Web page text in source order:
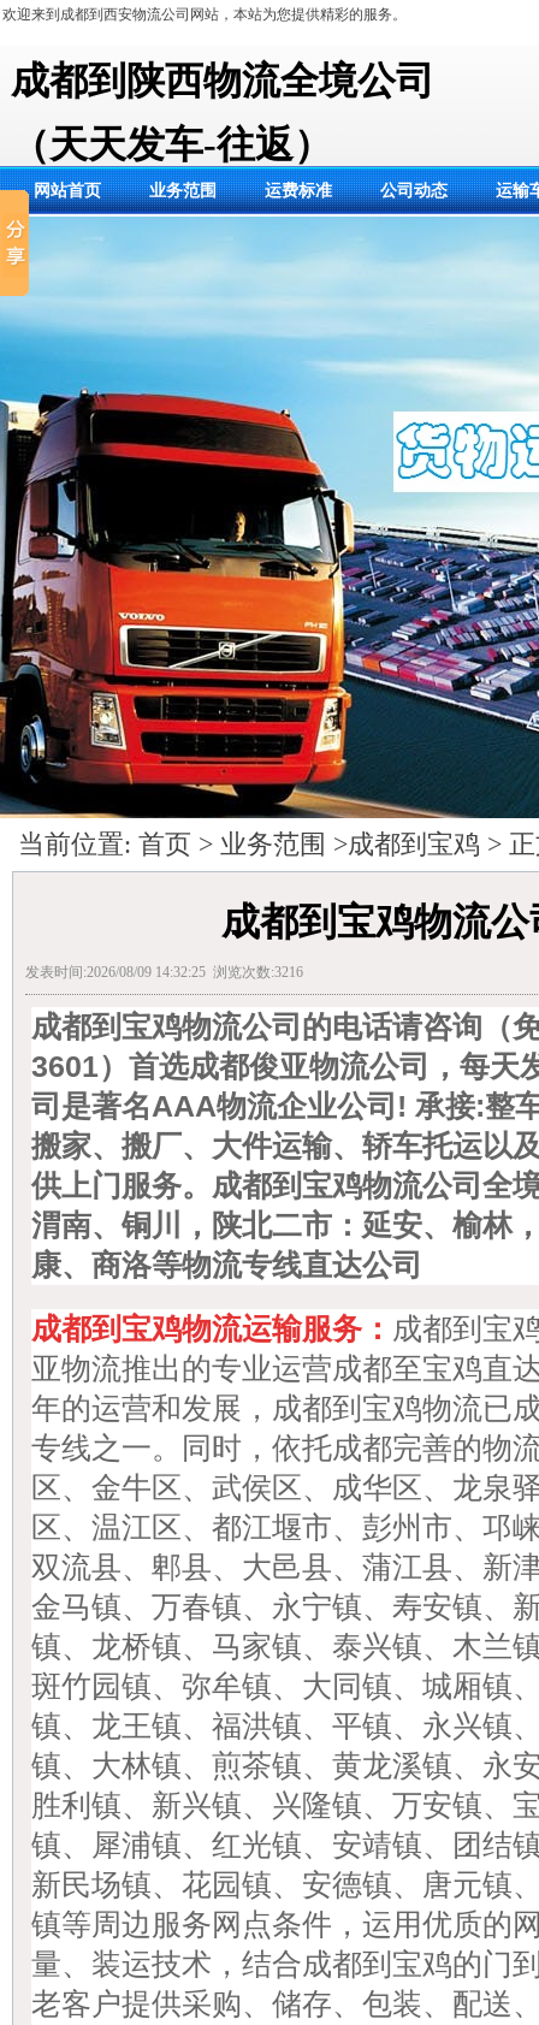
成都到陕西物流全境公司
（天天发车-往返）
网站首页 业务范围 运费标准 公司动态 运输
欢迎来到成都到西安物流公司网站，本站为您提供精彩的服务。
当前位置: 首页 > 业务范围 >成都到宝鸡 >
成都到宝鸡物流
发表时间:2026/08/09 14:32:25 浏览次数:3216
成都到宝鸡物流公司的电话请咨询（
3601）首选成都俊亚物流公司，每天
司 是著名AAA物流企业公司! 承接:整
搬家、搬厂、大件运输、轿车托运以
供上门服务。成都到宝鸡物流公司全
渭南、铜川，陕北二市：延安、榆林
康、商洛等物流专线直达公司
成都到宝鸡物流运输服务： 成都到 宝
亚物流推出的专业运营成都至宝鸡直
年的运营和发展，成都到 宝鸡物流已
专线之一。
同时，依托成都完善的物
区、金牛区、武侯区、成华区、龙泉
区、温江区、都江堰市、彭州市、邛
双流县、郫县、大邑县、蒲江县、新
金马镇、万春镇、永宁镇、寿安镇、
镇、龙桥镇、马家镇、泰兴镇、木兰
斑竹园镇、弥牟镇、大同镇、城厢镇
镇、龙王镇、福洪镇、平镇、永兴镇
镇、大林镇、煎茶镇、黄龙溪镇、永
胜利镇、新兴镇、兴隆镇、万安镇、
镇、犀浦镇、红光镇、安靖镇、团结
新民场镇、花园镇、安德镇、唐元镇
镇等周边服务网点条件，运用优质的
量、装运技术，结合成都到 宝鸡的门
老客户提供采购、储存、包装、配送